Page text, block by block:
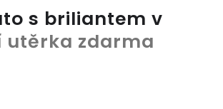
s briliantem v
utěrka zdarma